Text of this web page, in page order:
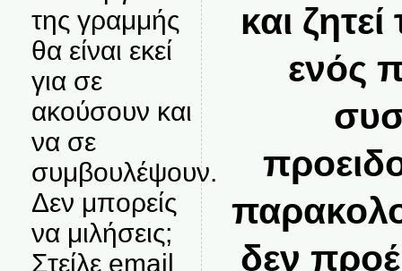
της γραμμής
θα είναι εκεί
για σε
ακούσουν και
να σε
συμβουλέψουν.
Δεν μπορείς
να μιλήσεις;
Στείλε email
και
ενός
δεν